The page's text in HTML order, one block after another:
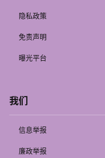
隐私政策
免责声明
曝光平台
我们
信息举报
廉政举报